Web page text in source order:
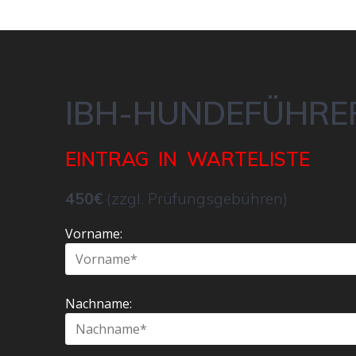
IBH-
EINTRAG IN WARTELISTE
450€ (zzgl. Prüfungsgebühren)
Vorname:
Nachname: